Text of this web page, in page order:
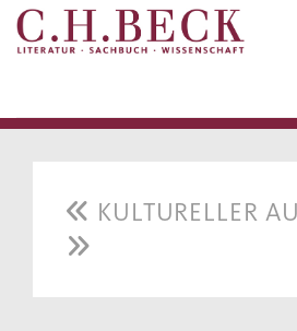
KULTURELLER